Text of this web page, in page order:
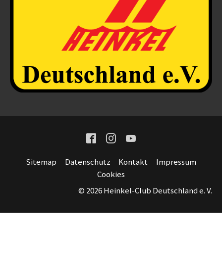
Sitemap
Datenschutz Kontakt
Impressum
Cookies
© 2026 Heinkel-Club Deutschland e. V.